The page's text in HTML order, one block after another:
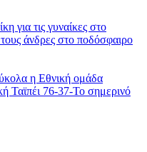
για τις γυναίκες στο
άνδρες στο ποδόσφαιρο
η Εθνική ομάδα
Ταϊπέι 76-37-Το σημερινό